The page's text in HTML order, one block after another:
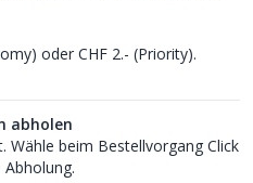
oder CHF 2.- (Priority).
abholen
Wähle beim Bestellvorgang Click